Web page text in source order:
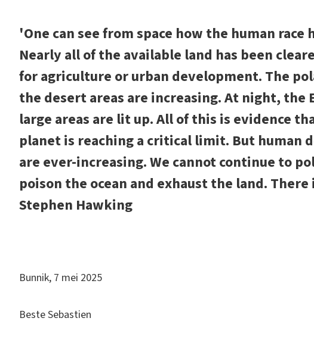
'One can see from space how the human race
Nearly all of the available land has been
for agriculture or urban development. The
the desert areas are increasing. At night, the
large areas are lit up. All of this is evidence
planet is reaching a critical limit. But human
are ever-increasing. We cannot continue to
poison the ocean and exhaust the land.
Stephen Hawking
Bunnik, 7 mei 2025
Beste Sebastien